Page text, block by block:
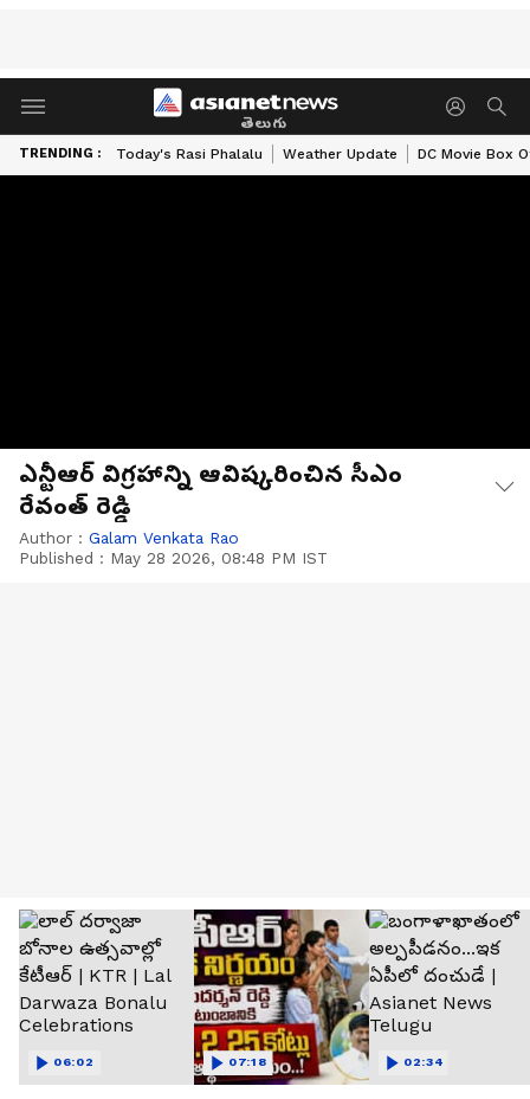
తెలుగు
TRENDING : Today's Rasi Phalalu Weather Update DC Movie Box
ఎన్టీఆర్ విగ్రహాన్ని ఆవిష్కరించిన సీఎం
రేవంత్ రెడ్డి
Author : Galam Venkata Rao
Published : May 28 2026, 08:48 PM IST
06:02 07:18 02:34